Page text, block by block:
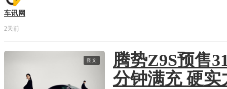
车讯网
2天前
图文
腾势Z9S预售
分钟满充 硬实